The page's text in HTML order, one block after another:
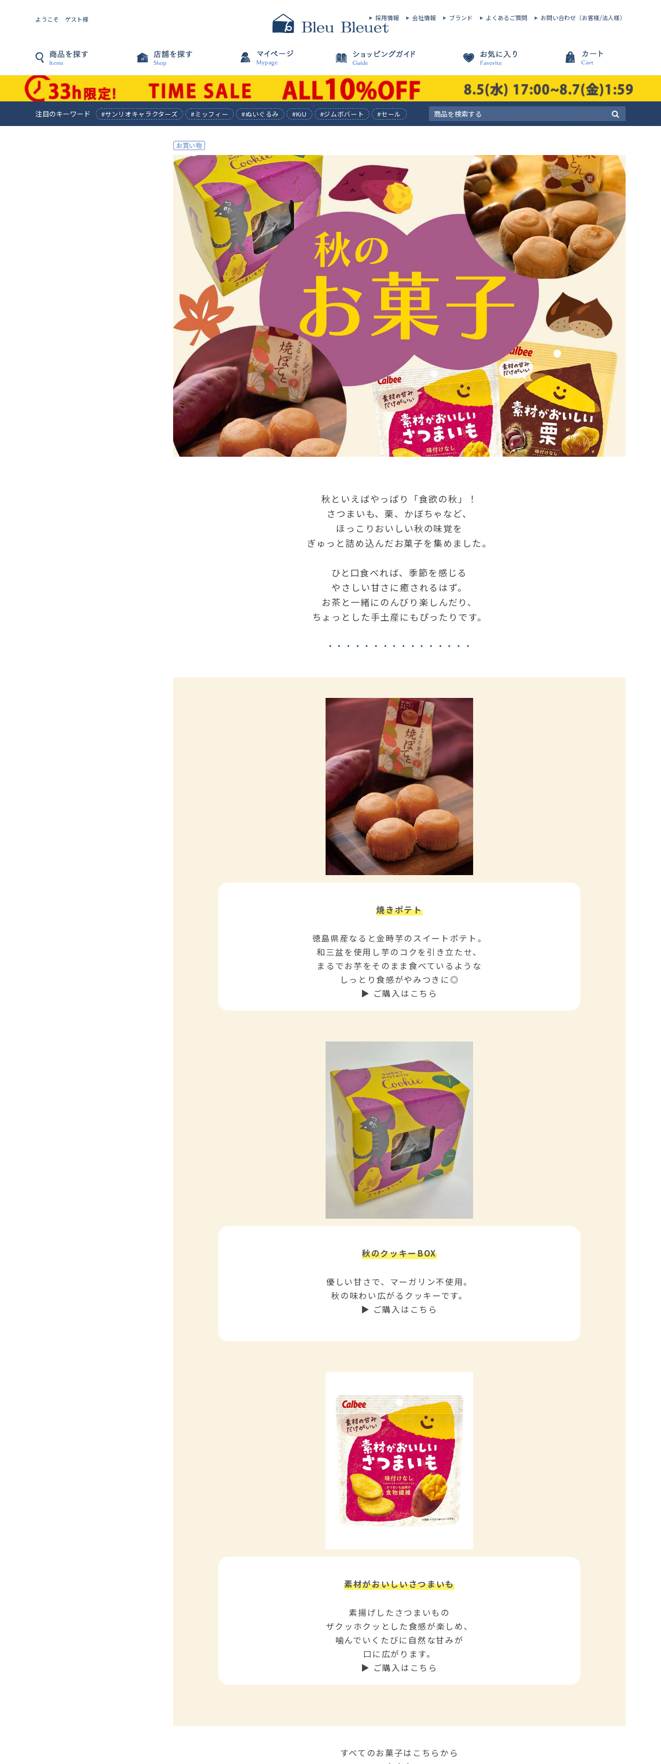
ようこそ ゲスト様 採用情報 会社情報 ブランド よくあるご質問 お問い合わせ（お客様/法人様）
注目のキーワード #サンリオキャラクターズ #ミッフィー #ぬいぐるみ #KiU #ジムボバート #セール
秋といえばやっぱり「食欲の秋」！
さつまいも、栗、かぼちゃなど、
ほっこりおいしい秋の味覚を
ぎゅっと詰め込んだお菓子を集めました。
ひと口食べれば、季節を感じる
やさしい甘さに癒されるはず。
お茶と一緒にのんびり楽しんだり、
ちょっとした手土産にもぴったりです。
・・・・・・・・・・・・・・・・
焼きポテト
徳島県産なると金時芋のスイートポテト。
和三盆を使用し芋のコクを引き立たせ、
まるでお芋をそのまま食べているような
しっとり食感がやみつきに◎
▶ ご購入はこちら
秋のクッキーBOX
優しい甘さで、マーガリン不使用。
秋の味わい広がるクッキーです。
▶ ご購入はこちら
素材がおいしいさつまいも
素揚げしたさつまいもの
ザクッホクッとした食感が楽しめ、
噛んでいくたびに自然な甘みが
口に広がります。
▶ ご購入はこちら
すべてのお菓子はこちらから